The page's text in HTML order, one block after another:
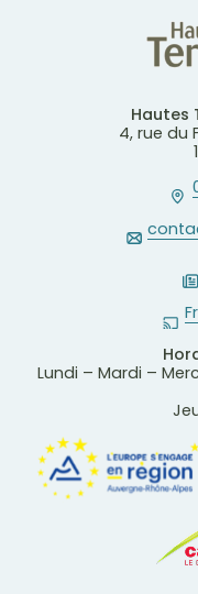
Hautes
4, rue du
Lundi – Mardi –